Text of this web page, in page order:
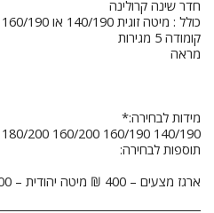
ארגז מצעים – 400 ₪ מיטה יהודית – 1200 ש"ח